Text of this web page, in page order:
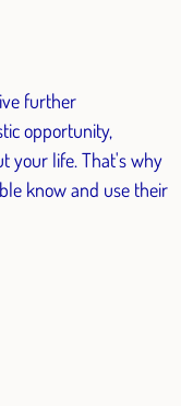
further
opportunity,
your life. That's why
know and use their